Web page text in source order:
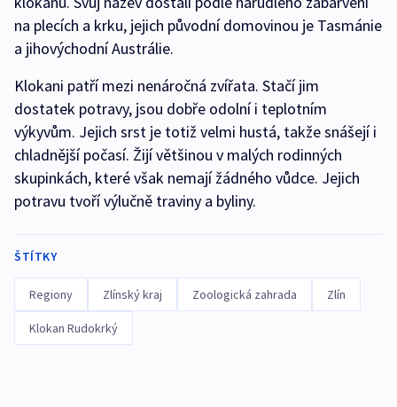
na plecích a krku, jejich původní domovinou je Tasmánie
a jihovýchodní Austrálie.
Klokani patří mezi nenáročná zvířata. Stačí jim
dostatek potravy, jsou dobře odolní i teplotním
výkyvům. Jejich srst je totiž velmi hustá, takže snášejí i
chladnější počasí. Žijí většinou v malých rodinných
skupinkách, které však nemají žádného vůdce. Jejich
potravu tvoří výlučně traviny a byliny.
ŠTÍTKY
Regiony Zlínský kraj Zoologická zahrada Zlín
Klokan Rudokrký